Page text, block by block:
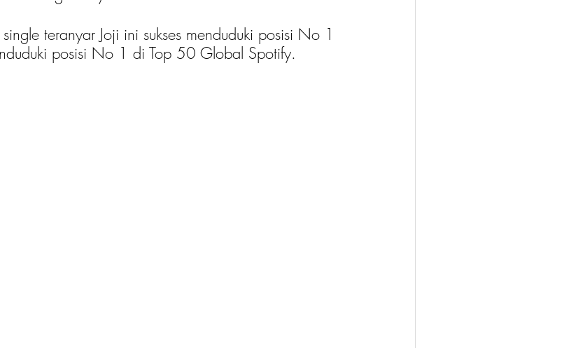
teranyar Joji ini sukses menduduki posisi No 1
posisi No 1 di Top 50 Global Spotify.